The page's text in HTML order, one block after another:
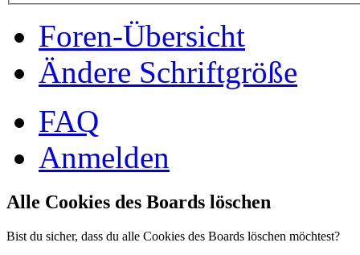
Foren-Übersicht
Ändere Schriftgröße
FAQ
Anmelden
Alle Cookies des Boards löschen
Bist du sicher, dass du alle Cookies des Boards löschen möchtest?